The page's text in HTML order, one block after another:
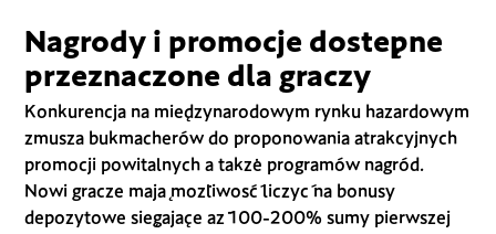
Nagrody i promocje dostępne
przeznaczone dla graczy
Konkurencja na międzynarodowym rynku hazardowym
zmusza bukmacherów do proponowania atrakcyjnych
promocji powitalnych a także programów nagród.
Nowi gracze mają możliwość liczyć na bonusy
depozytowe sięgające aż 100-200% sumy pierwszej